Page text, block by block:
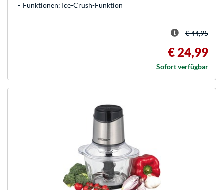
Funktionen: Ice-Crush-Funktion
€ 44,95
€ 24,99
Sofort verfügbar